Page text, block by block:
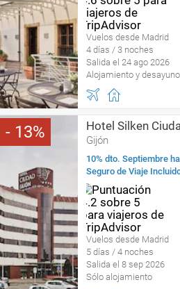
Vuelos desde Madrid
4 días / 3 noches
Salida el 24 ago 2026
Alojamiento y desayuno
13 Hotel Silken
Gijón
10% dto. Septiembre
Seguro de Viaje
Vuelos desde Madrid
5 días / 4 noches
Salida el 8 sep 2026
Sólo alojamiento